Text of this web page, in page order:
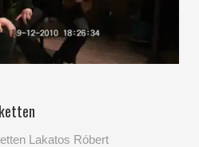
Lakatos Róbert